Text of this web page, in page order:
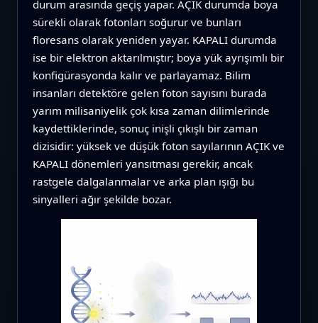
durum arasında geçiş yapar. AÇIK durumda boya
sürekli olarak fotonları soğurur ve bunları
floresans olarak yeniden yayar. KAPALI durumda
ise bir elektron aktarılmıştır; boya yük ayrışımlı bir
konfigürasyonda kalır ve parlayamaz. Bilim
insanları detektöre gelen foton sayısını burada
yarım milisaniyelik çok kısa zaman dilimlerinde
kaydettiklerinde, sonuç inişli çıkışlı bir zaman
dizisidir: yüksek ve düşük foton sayılarının AÇIK ve
KAPALI dönemleri yansıtması gerekir, ancak
rastgele dalgalanmalar ve arka plan ışığı bu
sinyalleri ağır şekilde bozar.